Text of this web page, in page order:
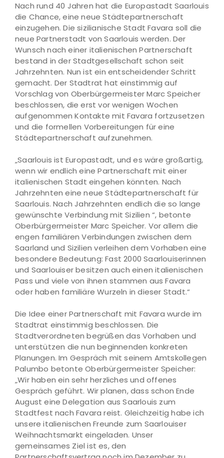
Nach rund 40 Jahren hat die Europastadt Saarlouis
die Chance, eine neue Städtepartnerschaft
einzugehen. Die sizilianische Stadt Favara soll die
neue Partnerstadt von Saarlouis werden. Der
Wunsch nach einer italienischen Partnerschaft
bestand in der Stadtgesellschaft schon seit
Jahrzehnten. Nun ist ein entscheidender Schritt
gemacht. Der Stadtrat hat einstimmig auf
Vorschlag von Oberbürgermeister Marc Speicher
beschlossen, die erst vor wenigen Wochen
aufgenommen Kontakte mit Favara fortzusetzen
und die formellen Vorbereitungen für eine
Städtepartnerschaft aufzunehmen.
„Saarlouis ist Europastadt, und es wäre großartig,
wenn wir endlich eine Partnerschaft mit einer
italienischen Stadt eingehen könnten. Nach
Jahrzehnten eine neue Städtepartnerschaft für
Saarlouis. Nach Jahrzehnten endlich die so lange
gewünschte Verbindung mit Sizilien “, betonte
Oberbürgermeister Marc Speicher. Vor allem die
engen familiären Verbindungen zwischen dem
Saarland und Sizilien verleihen dem Vorhaben eine
besondere Bedeutung: Fast 2000 Saarlouiserinnen
und Saarlouiser besitzen auch einen italienischen
Pass und viele von ihnen stammen aus Favara
oder haben familiäre Wurzeln in dieser Stadt.“
Die Idee einer Partnerschaft mit Favara wurde im
Stadtrat einstimmig beschlossen. Die
Stadtverordneten begrüßen das Vorhaben und
unterstützen die nun beginnenden konkreten
Planungen. Im Gespräch mit seinem Amtskollegen
Palumbo betonte Oberbürgermeister Speicher:
„Wir haben ein sehr herzliches und offenes
Gespräch geführt. Wir planen, dass schon Ende
August eine Delegation aus Saarlouis zum
Stadtfest nach Favara reist. Gleichzeitig habe ich
unsere italienischen Freunde zum Saarlouiser
Weihnachtsmarkt eingeladen. Unser
gemeinsames Ziel ist es, den